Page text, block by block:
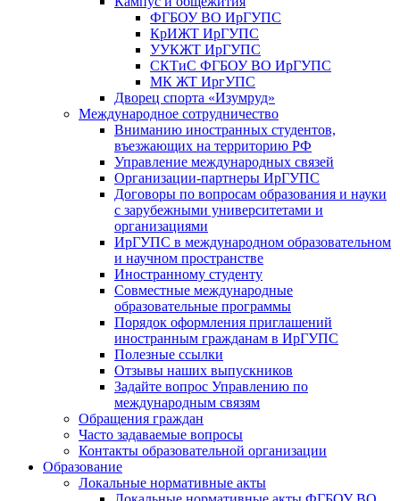
ФГБОУ ВО ИрГУПС
КрИЖТ ИрГУПС
УУКЖТ ИрГУПС
СКТиС ФГБОУ ВО ИрГУПС
МК ЖТ ИргУПС
Дворец спорта «Изумруд»
Международное сотрудничество
Вниманию иностранных студентов,
въезжающих на территорию РФ
Управление международных связей
Организации-партнеры ИрГУПС
Договоры по вопросам образования и науки
с зарубежными университетами и
организациями
ИрГУПС в международном образовательном
и научном пространстве
Иностранному студенту
Совместные международные
образовательные программы
Порядок оформления приглашений
иностранным гражданам в ИрГУПС
Полезные ссылки
Отзывы наших выпускников
Задайте вопрос Управлению по
международным связям
Обращения граждан
Часто задаваемые вопросы
Контакты образовательной организации
Образование
Локальные нормативные акты